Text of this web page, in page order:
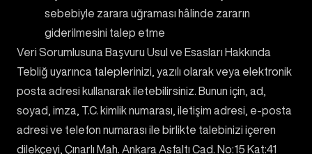
sebebiyle zarara uğraması hâlinde zararın
giderilmesini talep etme
Veri Sorumlusuna Başvuru Usul ve Esasları Hakkında
Tebliğ uyarınca taleplerinizi, yazılı olarak veya elektronik
posta adresi kullanarak iletebilirsiniz. Bunun için, ad,
soyad, imza, T.C. kimlik numarası, iletişim adresi, e-posta
adresi ve telefon numarası ile birlikte talebinizi içeren
dilekçeyi, Çınarlı Mah. Ankara Asfaltı Cad. No:15 Kat:41